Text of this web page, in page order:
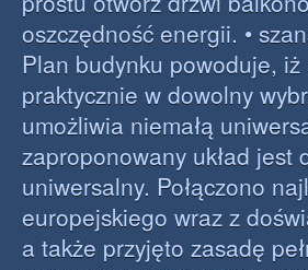
oszczędność energii. •
Plan budynku powoduje,
praktycznie w dowolny
umożliwia niemałą
zaproponowany układ jest
uniwersalny. Połączono
europejskiego wraz z
a także przyjęto zasadę